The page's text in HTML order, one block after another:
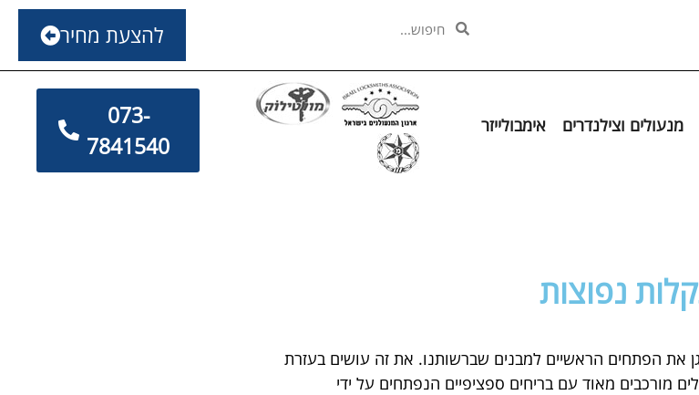
להצעת מחיר
מנעולים וצילנדרים
אימבולייזר
073-
7841540
נפוצות
את הפתחים הראשיים למבנים שברשותנו. את זה עושים בעזרת
מורכבים מאוד עם בריחים ספציפיים הנפתחים על ידי